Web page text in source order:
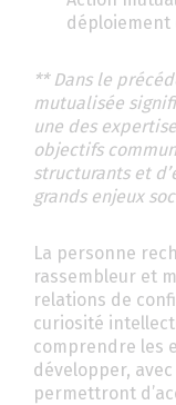
déploiement
** Dans le
mutualisée
une des
objectifs
structurants et
grands enjeux
La personne
rassembleur et
relations de
curiosité
comprendre les
développer,
permettront